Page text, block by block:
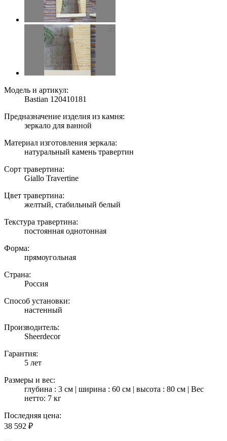
Модель и артикул:
Bastian 120410181
Предназначение изделия из камня:
зеркало для ванной
Материал изготовления зеркала:
натуральный камень травертин
Сорт травертина:
Giallo Travertine
Цвет травертина:
желтый, стабильный белый
Текстура травертина:
постоянная однотонная
Форма:
прямоугольная
Страна:
Россия
Способ установки:
настенный
Производитель:
Sheerdecor
Гарантия:
5 лет
Размеры и вес:
глубина : 3 см | ширина : 60 см | высота : 80 см | Вес
нетто: 7 кг
Последняя цена:
38 592 ₽